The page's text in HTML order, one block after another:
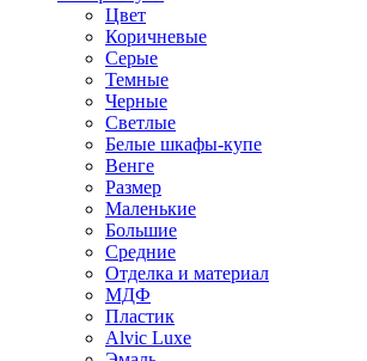
Цвет
Коричневые
Серые
Темные
Черные
Светлые
Белые шкафы-купе
Венге
Размер
Маленькие
Большие
Средние
Отделка и материал
МДФ
Пластик
Alvic Luxe